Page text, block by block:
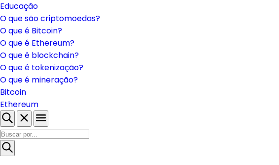
Educação
O que são criptomoedas?
O que é Bitcoin?
O que é Ethereum?
O que é blockchain?
O que é tokenização?
O que é mineração?
Bitcoin
Ethereum